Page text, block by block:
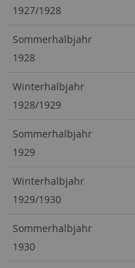
1927/1928
Sommerhalbjahr
1928
Winterhalbjahr
1928/1929
Sommerhalbjahr
1929
Winterhalbjahr
1929/1930
Sommerhalbjahr
1930